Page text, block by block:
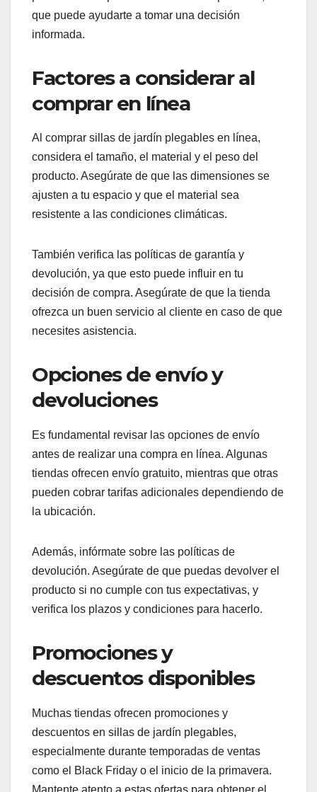
Plataformas de comercio
electrónico populares
Las plataformas en línea como Amazon, eBay y
MercadoLibre son excelentes lugares para
encontrar sillas de jardín plegables. Estas
y modelos, lo que facilita la comparación de
precios.
Además, muchas de estas tiendas en línea
informada.
Factores a considerar al
comprar en línea
Al comprar sillas de jardín plegables en línea,
considera el tamaño, el material y el peso del
producto. Asegúrate de que las dimensiones se
resistente a las condiciones climáticas.
También verifica las políticas de garantía y
devolución, ya que esto puede influir en tu
necesites asistencia.
Opciones de envío y
Es fundamental revisar las opciones de envío
antes de realizar una compra en línea. Algunas
pueden cobrar tarifas adicionales dependiendo de
la ubicación.
Además, infórmate sobre las políticas de